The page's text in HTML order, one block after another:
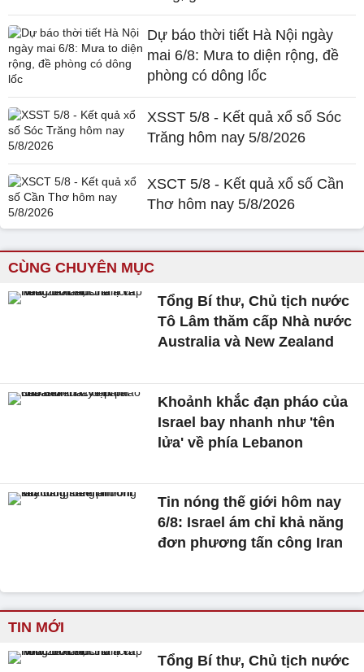
Dự báo thời tiết Hà Nội ngày
mai 6/8: Mưa to diện rộng, đề
phòng có dông lốc
XSST 5/8 - Kết quả xổ số Sóc
Trăng hôm nay 5/8/2026
XSCT 5/8 - Kết quả xổ số Cần
Thơ hôm nay 5/8/2026
CÙNG CHUYÊN MỤC
Tổng Bí thư, Chủ tịch nước
Tô Lâm thăm cấp Nhà nước
Australia và New Zealand
Khoảnh khắc đạn pháo của
Israel bay nhanh như 'tên
lửa' về phía Lebanon
Tin nóng thế giới hôm nay
6/8: Israel ám chỉ khả năng
đơn phương tấn công Iran
TIN MỚI
Tổng Bí thư, Chủ tịch nước